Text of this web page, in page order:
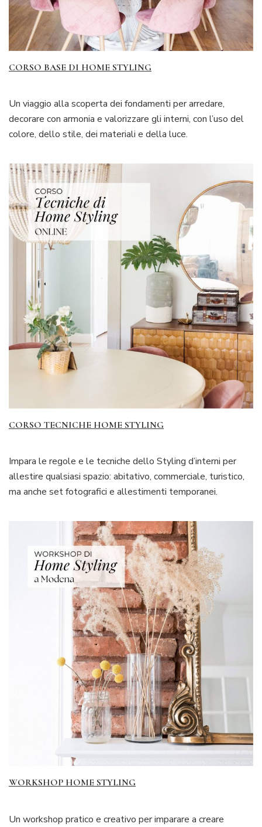
CORSO BASE DI HOME STYLING
Un viaggio alla scoperta dei fondamenti per arredare,
decorare con armonia e valorizzare gli interni, con l’uso del
colore, dello stile, dei materiali e della luce.
CORSO TECNICHE HOME STYLING
Impara le regole e le tecniche dello Styling d’interni per
allestire qualsiasi spazio: abitativo, commerciale, turistico,
ma anche set fotografici e allestimenti temporanei.
WORKSHOP HOME STYLING
Un workshop pratico e creativo per imparare a creare